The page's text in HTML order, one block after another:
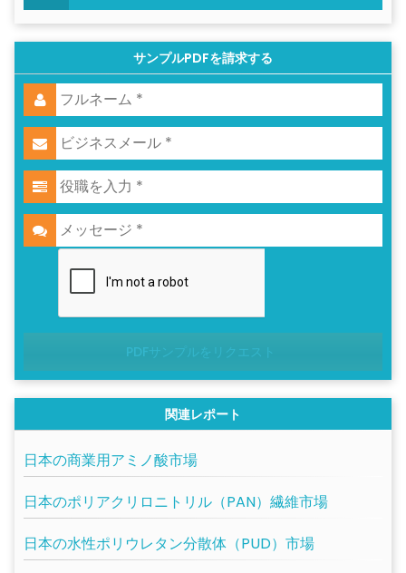
サンプルPDFを請求する
PDFサンプルをリクエスト
関連レポート
日本の商業用アミノ酸市場
日本のポリアクリロニトリル（PAN）繊維市場
日本の水性ポリウレタン分散体（PUD）市場